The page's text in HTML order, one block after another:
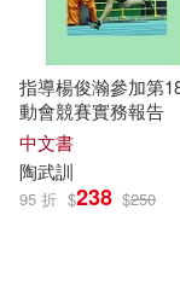
劉正成（主
劉漢宗等(1)
劉艾杉
龍，王
劉訓華（主
感電出版(2)
文匯出版社(2)
新竹市立玻
指導楊俊瀚參加第
動會競賽實務報告
中文書
陶武訓
95 折 $238 $250